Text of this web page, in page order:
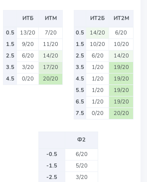
ИТБ
ИТМ
0.5
13/20
7/20
1.5
9/20
11/20
2.5
6/20
14/20
3.5
3/20
17/20
4.5
0/20 20/20
ИТ2Б
ИТ2М
0.5
14/20
6/20
1.5
10/20
10/20
2.5
6/20
14/20
3.5
1/20
19/20
4.5
1/20
19/20
5.5
1/20
19/20
6.5
1/20
19/20
7.5
0/20 20/20
Ф2
-0.5
6/20
-1.5
5/20
-2.5
3/20